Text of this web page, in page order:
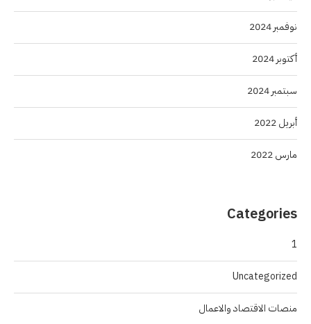
نوفمبر 2024
أكتوبر 2024
سبتمبر 2024
أبريل 2022
مارس 2022
Categories
1
Uncategorized
منصات الاقتصاد والاعمال